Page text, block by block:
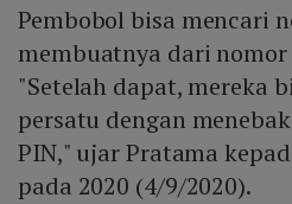
Pembobol bisa mencari
membuatnya dari nomor
"Setelah dapat, mereka
persatu dengan menebak
PIN," ujar Pratama
pada 2020 (4/9/2020).